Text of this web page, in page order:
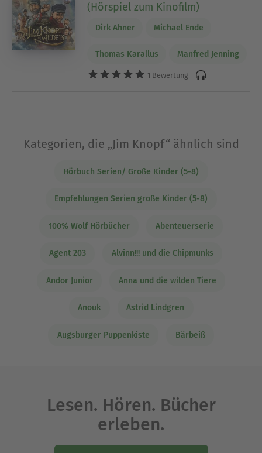
(Hörspiel zum Kinofilm)
Dirk Ahner Michael Ende
Thomas Karallus Manfred Jenning
1 Bewertung
Kategorien, die „Jim Knopf“ ähnlich sind
Hörbuch Serien/ Große Kinder (5-8)
Empfehlungen Serien große Kinder (5-8)
100% Wolf Hörbücher Abenteuerserie
Agent 203 Alvinn!!! und die Chipmunks
Andor Junior Anna und die wilden Tiere
Anouk Astrid Lindgren
Augsburger Puppenkiste Bärbeiß
Lesen. Hören. Bücher
erleben.